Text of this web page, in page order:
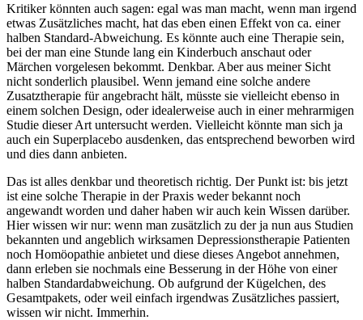
Kritiker könnten auch sagen: egal was man macht, wenn man irgend
etwas Zusätzliches macht, hat das eben einen Effekt von ca. einer
halben Standard-Abweichung. Es könnte auch eine Therapie sein,
bei der man eine Stunde lang ein Kinderbuch anschaut oder
Märchen vorgelesen bekommt. Denkbar. Aber aus meiner Sicht
nicht sonderlich plausibel. Wenn jemand eine solche andere
Zusatztherapie für angebracht hält, müsste sie vielleicht ebenso in
einem solchen Design, oder idealerweise auch in einer mehrarmigen
Studie dieser Art untersucht werden. Vielleicht könnte man sich ja
auch ein Superplacebo ausdenken, das entsprechend beworben wird
und dies dann anbieten.
Das ist alles denkbar und theoretisch richtig. Der Punkt ist: bis jetzt
ist eine solche Therapie in der Praxis weder bekannt noch
angewandt worden und daher haben wir auch kein Wissen darüber.
Hier wissen wir nur: wenn man zusätzlich zu der ja nun aus Studien
bekannten und angeblich wirksamen Depressionstherapie Patienten
noch Homöopathie anbietet und diese dieses Angebot annehmen,
dann erleben sie nochmals eine Besserung in der Höhe von einer
halben Standardabweichung. Ob aufgrund der Kügelchen, des
Gesamtpakets, oder weil einfach irgendwas Zusätzliches passiert,
wissen wir nicht. Immerhin.